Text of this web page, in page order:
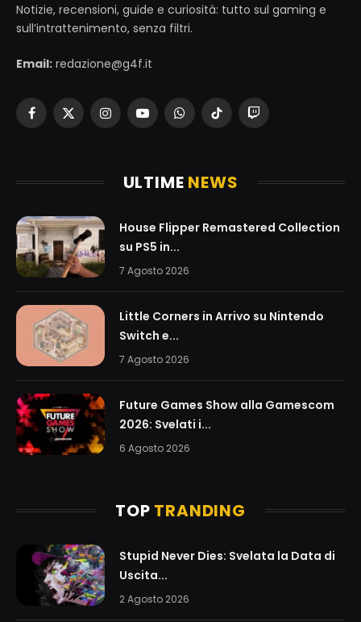
Notizie, recensioni, guide e curiosità: tutto sul gaming e
sull’intrattenimento, senza filtri.
Email: redazione@g4f.it
Facebook
X
InstagramYouTubeWhatsAppTikTokTwitch
ULTIME NEWS
House Flipper Remastered Collection
su PS5 in...
7 Agosto 2026
Little Corners in Arrivo su Nintendo
Switch e...
7 Agosto 2026
Future Games Show alla Gamescom
2026: Svelati i...
6 Agosto 2026
TOP TRANDING
Stupid Never Dies: Svelata la Data di
Uscita...
2 Agosto 2026